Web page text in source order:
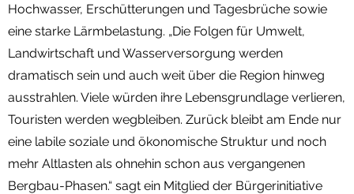
Hochwasser, Erschütterungen und Tagesbrüche sowie
eine starke Lärmbelastung. „Die Folgen für Umwelt,
Landwirtschaft und Wasserversorgung werden
dramatisch sein und auch weit über die Region hinweg
ausstrahlen. Viele würden ihre Lebensgrundlage verlieren,
Touristen werden wegbleiben. Zurück bleibt am Ende nur
eine labile soziale und ökonomische Struktur und noch
mehr Altlasten als ohnehin schon aus vergangenen
Bergbau-Phasen.“ sagt ein Mitglied der Bürgerinitiative